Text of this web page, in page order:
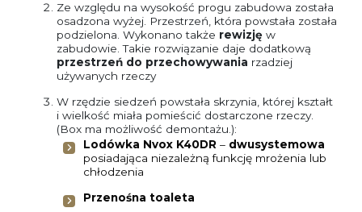
Ze względu na wysokość progu zabudowa została
osadzona wyżej. Przestrzeń, która powstała została
podzielona. Wykonano także rewizję w
zabudowie. Takie rozwiązanie daje dodatkową
przestrzeń do przechowywania rzadziej
używanych rzeczy
W rzędzie siedzeń powstała skrzynia, której kształt
i wielkość miała pomieścić dostarczone rzeczy.
(Box ma możliwość demontażu.):
Lodówka Nvox K40DR – dwusystemowa
posiadająca niezależną funkcję mrożenia lub
chłodzenia
Przenośna toaleta